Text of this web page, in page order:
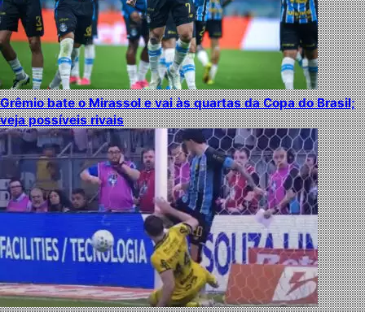
Grêmio bate o Mirassol e vai às quartas da Copa do Brasil;
veja possíveis rivais